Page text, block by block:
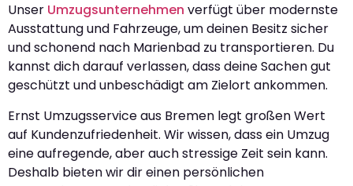
Unser Umzugsunternehmen verfügt über modernste
Ausstattung und Fahrzeuge, um deinen Besitz sicher
und schonend nach Marienbad zu transportieren. Du
kannst dich darauf verlassen, dass deine Sachen gut
geschützt und unbeschädigt am Zielort ankommen.
Ernst Umzugsservice aus Bremen legt großen Wert
auf Kundenzufriedenheit. Wir wissen, dass ein Umzug
eine aufregende, aber auch stressige Zeit sein kann.
Deshalb bieten wir dir einen persönlichen